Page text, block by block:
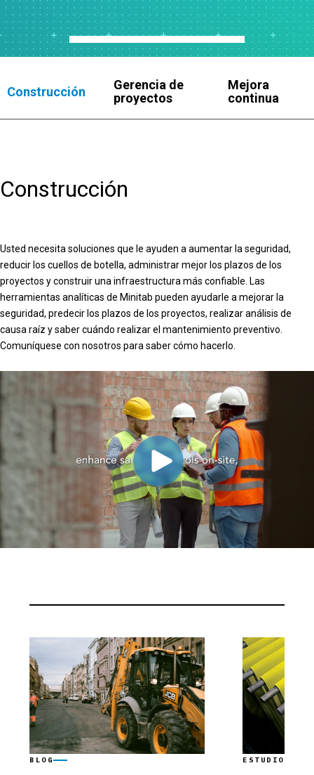
Construcción
Gerencia de
proyectos
Mejora
continua
Construcción
Usted necesita soluciones que le ayuden a aumentar la seguridad,
reducir los cuellos de botella, administrar mejor los plazos de los
proyectos y construir una infraestructura más confiable. Las
herramientas analíticas de Minitab pueden ayudarle a mejorar la
seguridad, predecir los plazos de los proyectos, realizar análisis de
causa raíz y saber cuándo realizar el mantenimiento preventivo.
Comuníquese con nosotros para saber cómo hacerlo.
BLOG ESTUDIO DE